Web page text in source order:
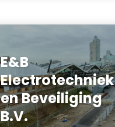
E&B
Electrotechniek
en Beveiliging
B.V.